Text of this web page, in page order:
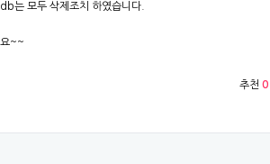
는 모두 삭제조치 하였습니다.
~~
추천 0